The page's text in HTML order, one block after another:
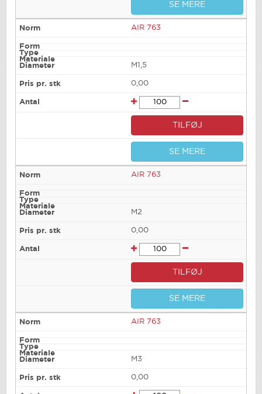
SE MERE
AIR 763
M1,5
0,00
TILFØJ
SE MERE
AIR 763
M2
0,00
TILFØJ
SE MERE
AIR 763
M3
0,00